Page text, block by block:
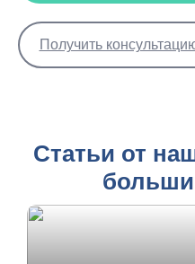
Получить
Статьи от